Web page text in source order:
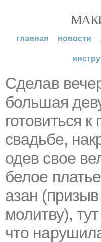
главная новости
Сделав
большая
готовиться
свадьбе,
одев свое
белое
азан
молитву),
что